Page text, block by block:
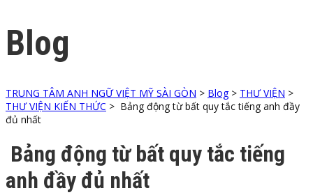
Blog
TRUNG TÂM ANH NGỮ VIỆT MỸ SÀI GÒN > Blog> THƯ VIỆN >
THƯ VIỆN KIẾN THỨC > Bảng động từ bất quy tắc tiếng anh đầy
đủ nhất
Bảng động từ bất quy tắc tiếng
anh đầy đủ nhất